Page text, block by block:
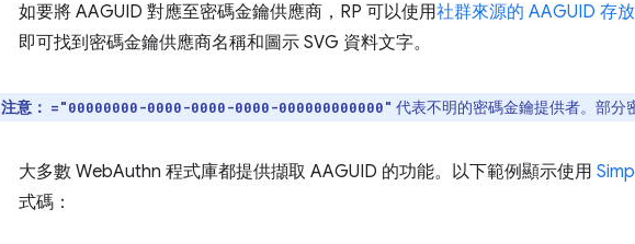
如要將 AAGUID 對應至密碼金鑰供應商，RP 可以使用社群來源的 AAGUID 存
即可找到密碼金鑰供應商名稱和圖示 SVG 資料文字。
注意： ="00000000-0000-0000-0000-000000000000" 代表不明的密碼金鑰提供者。部分
大多數 WebAuthn 程式庫都提供擷取 AAGUID 的功能。以下範例顯示使用
式碼：